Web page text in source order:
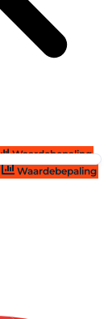
Waardebepaling
Waardebepaling